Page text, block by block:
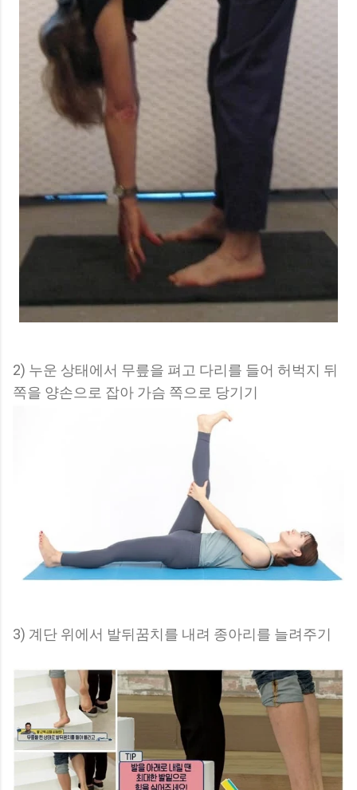
2) 누운 상태에서 무릎을 펴고 다리를 들어 허벅지 뒤
쪽을 양손으로 잡아 가슴 쪽으로 당기기
3) 계단 위에서 발뒤꿈치를 내려 종아리를 늘려주기